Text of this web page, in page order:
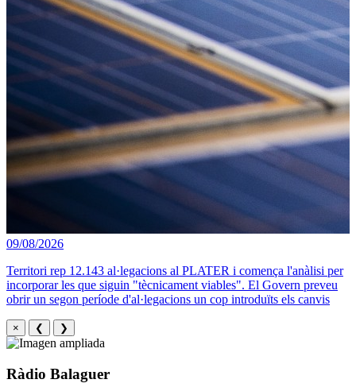
09/08/2026
Territori rep 12.143 al·legacions al PLATER i comença l'anàlisi per
incorporar les que siguin "tècnicament viables". El Govern preveu
obrir un segon període d'al·legacions un cop introduïts els canvis
× ❮ ❯
Ràdio Balaguer